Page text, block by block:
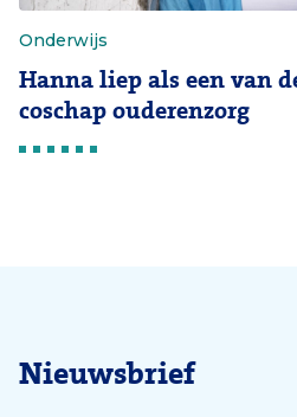
Onderwijs
Hanna liep als een van
coschap ouderenzorg
Nieuwsbrief